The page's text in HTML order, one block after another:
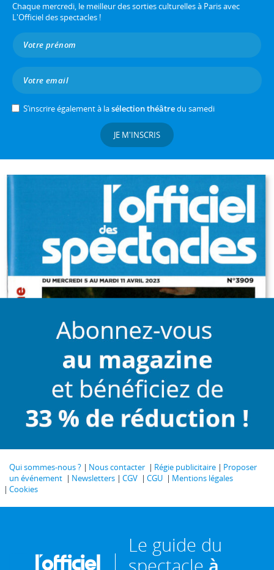
Chaque mercredi, le meilleur des sorties culturelles à Paris avec
L'Officiel des spectacles !
S’inscrire également à lasélection théâtredu samedi
JE M'INSCRIS
Qui sommes-nous ? Nous contacter Régie publicitaire
Proposer
un événement
Newsletters CGV CGU
Mentions légales
Cookies
Le guide du
spectacle à